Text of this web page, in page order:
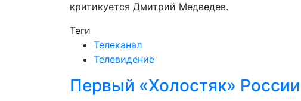
критикуется Дмитрий Медведев.
Теги
Телеканал
Телевидение
Первый «Холостяк» России